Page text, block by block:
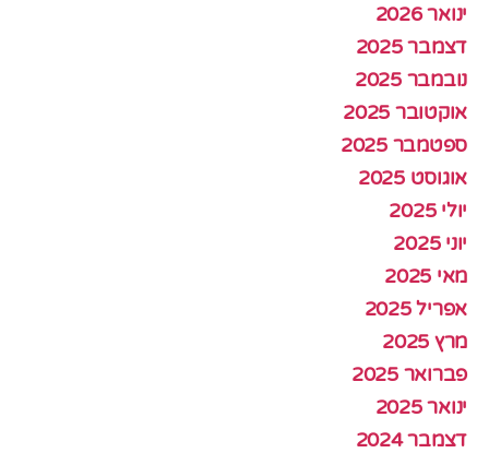
ינואר 2026
דצמבר 2025
נובמבר 2025
אוקטובר 2025
ספטמבר 2025
אוגוסט 2025
יולי 2025
יוני 2025
מאי 2025
אפריל 2025
מרץ 2025
פברואר 2025
ינואר 2025
דצמבר 2024